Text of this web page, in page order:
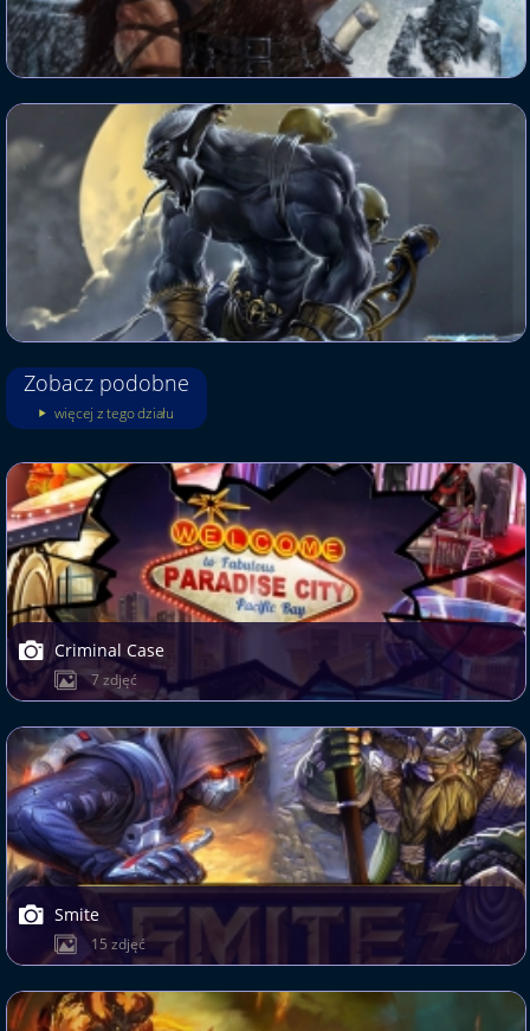
Zobacz podobne
więcej z tego działu
Criminal Case
7 zdjęć
Smite
15 zdjęć